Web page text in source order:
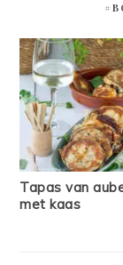
Tapas van
met kaas